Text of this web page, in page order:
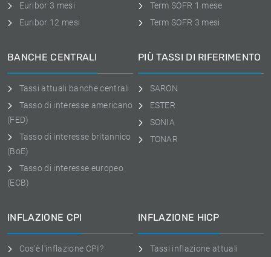
Euribor 3 mesi
Euribor 12 mesi
Term SOFR 1 mese
Term SOFR 3 mesi
BANCHE CENTRALI
Tassi attuali banche centrali
Tasso di interesse americano
(FED)
Tasso di interesse britannico
(BoE)
Tasso di interesse europeo
(ECB)
PIÙ TASSI DI RIFERIMENTO
SARON
ESTER
SONIA
TONAR
INFLAZIONE CPI
Cos'è l'inflazione CPI?
INFLAZIONE HICP
Tassi inflazione attuali